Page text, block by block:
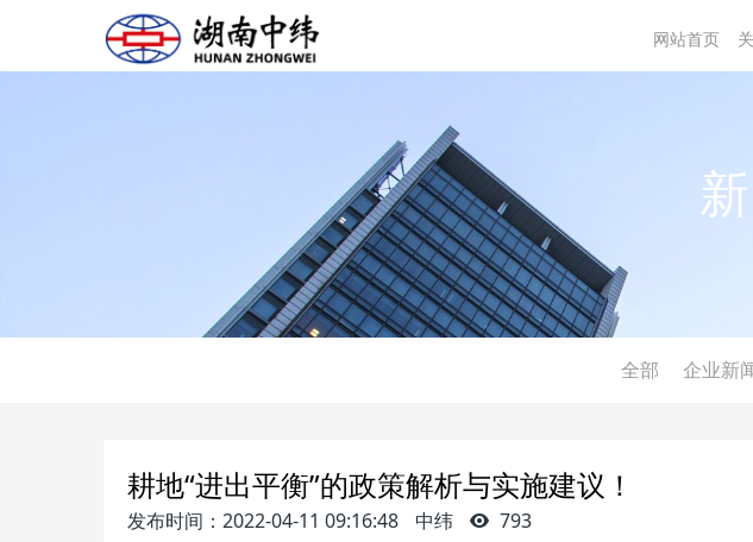
网站首页
全部 企业新
耕地“进出平衡”的政策解析与实施建议！
发布时间：2022-04-11 09:16:48 中纬 793